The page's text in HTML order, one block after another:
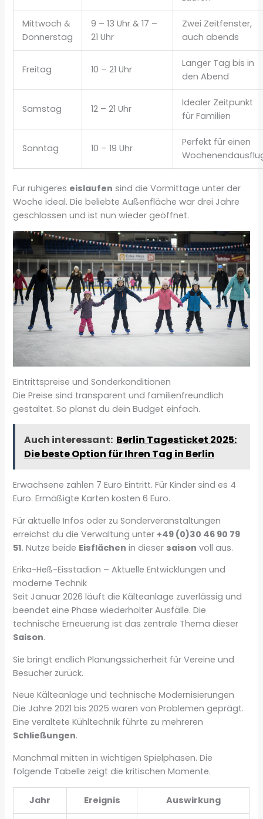
Mittwoch &
Donnerstag
9 – 13 Uhr & 17 –
21 Uhr
Zwei Zeitfenster,
auch abends
Freitag 10 – 21 Uhr
Langer Tag bis in
den Abend
Samstag 12 – 21 Uhr
Idealer Zeitpunkt
für Familien
Sonntag 10 – 19 Uhr
Perfekt für einen
Für ruhigeres eislaufen sind die Vormittage unter der
Woche ideal. Die beliebte Außenfläche war drei Jahre
geschlossen und ist nun wieder geöffnet.
Eintrittspreise und Sonderkonditionen
Die Preise sind transparent und familienfreundlich
gestaltet. So planst du dein Budget einfach.
Auch interessant: Berlin Tagesticket 2025:
Die beste Option für Ihren Tag in Berlin
Erwachsene zahlen 7 Euro Eintritt. Für Kinder sind es 4
Euro. Ermäßigte Karten kosten 6 Euro.
Für aktuelle Infos oder zu Sonderveranstaltungen
erreichst du die Verwaltung unter +49 (0)30 46 90 79
51. Nutze beide Eisflächen in dieser saison voll aus.
Erika-Heß-Eisstadion – Aktuelle Entwicklungen und
moderne Technik
Seit Januar 2026 läuft die Kälteanlage zuverlässig und
beendet eine Phase wiederholter Ausfälle. Die
technische Erneuerung ist das zentrale Thema dieser
Saison.
Sie bringt endlich Planungssicherheit für Vereine und
Besucher zurück.
Neue Kälteanlage und technische Modernisierungen
Die Jahre 2021 bis 2025 waren von Problemen geprägt.
Eine veraltete Kühltechnik führte zu mehreren
Schließungen.
Manchmal mitten in wichtigen Spielphasen. Die
folgende Tabelle zeigt die kritischen Momente.
Jahr Ereignis Auswirkung